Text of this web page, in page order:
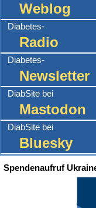
Weblog
Diabetes-
Radio
Diabetes-
Newsletter
DiabSite bei
Mastodon
DiabSite bei
Bluesky
Spendenaufruf